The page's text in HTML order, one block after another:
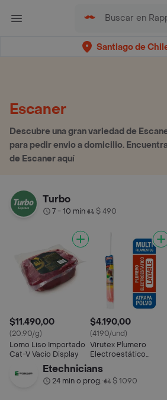
Santiago de
Escaner
Descubre una gran variedad de
para pedir envio a domicilio.
de Escaner aquí
Turbo
7 - 10 min• $ 490
$11.490,00
(20.90/g)
Lomo Liso Importado
Cat-V Vacio Display
$4.190,00
(4190/und)
Virutex Plumero
Electroestático
Etechnicians
24 min o prog.• $ 1090